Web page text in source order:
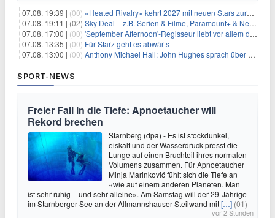
07.08. 19:39 | (00) «Heated Rivalry» kehrt 2027 mit neuen Stars zurück
07.08. 19:11 | (02) Sky Deal – z.B. Serien & Filme, Paramount+ & Netflix für 19,99€/Monat
07.08. 17:00 | (00) 'September Afternoon'-Regisseur liebt vor allem die 'Banalität' in seinen Filmen
07.08. 13:35 | (00) Für Starz geht es abwärts
07.08. 13:00 | (00) Anthony Michael Hall: John Hughes sprach über eine Fortsetzung von 'The Breakfast Club'
SPORT-NEWS
Freier Fall in die Tiefe: Apnoetaucher will
Rekord brechen
Starnberg (dpa) - Es ist stockdunkel,
eiskalt und der Wasserdruck presst die
Lunge auf einen Bruchteil ihres normalen
Volumens zusammen. Für Apnoetaucher
Minja Marinković fühlt sich die Tiefe an
«wie auf einem anderen Planeten. Man
ist sehr ruhig – und sehr alleine». Am Samstag will der 29-Jährige
im Starnberger See an der Allmannshauser Steilwand mit[…] (01)
vor 2 Stunden